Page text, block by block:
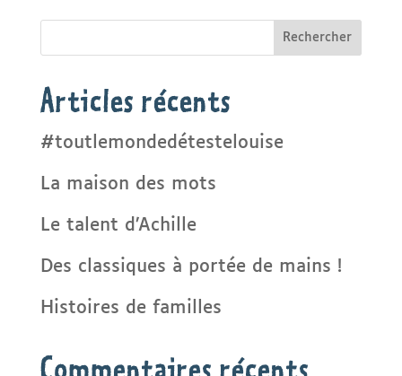
Rechercher
Articles récents
#toutlemondedétestelouise
La maison des mots
Le talent d’Achille
Des classiques à portée de mains !
Histoires de familles